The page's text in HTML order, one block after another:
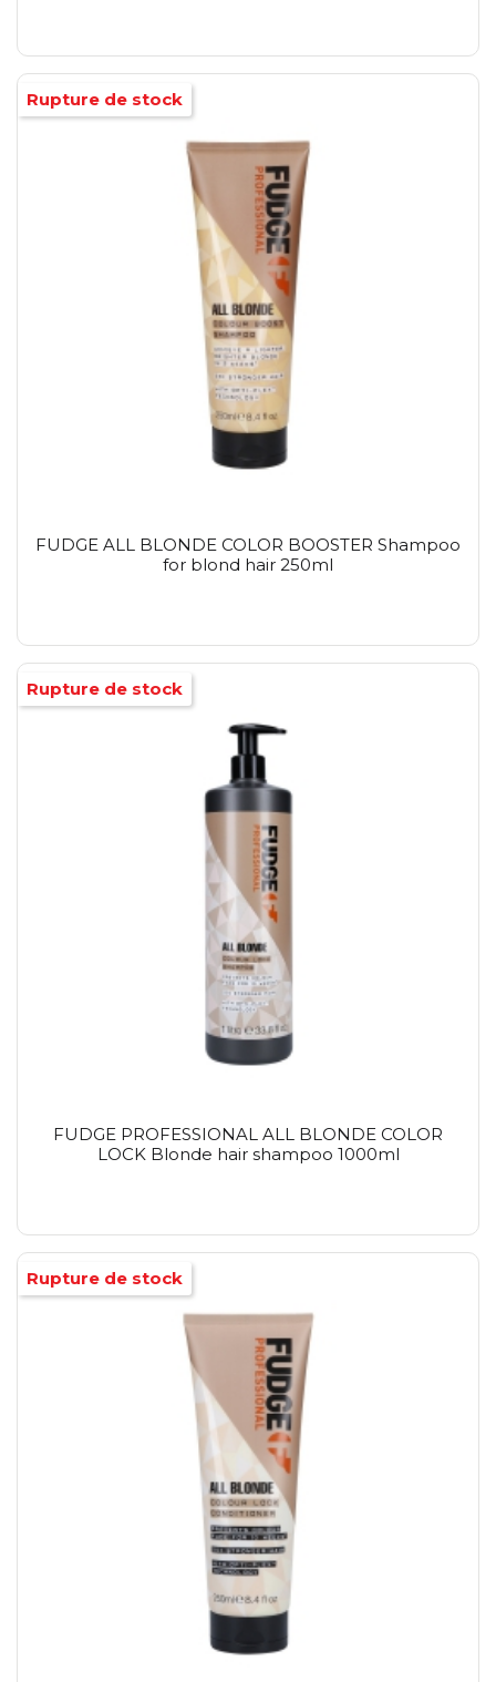
FUDGE ALL BLONDE COLOR BOOSTER Shampoo
for blond hair 250ml
Rupture de stock
FUDGE PROFESSIONAL ALL BLONDE COLOR
LOCK Blonde hair shampoo 1000ml
Rupture de stock
Rupture de stock